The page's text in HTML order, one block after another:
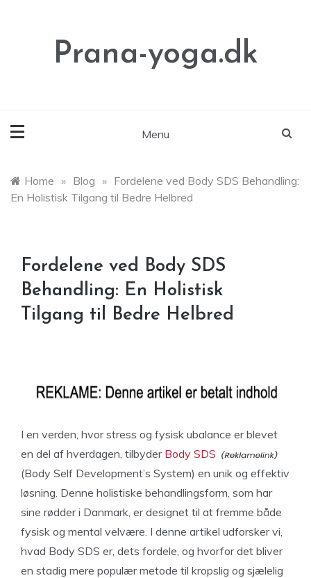
Prana-yoga.dk
Menu
Home » Blog » Fordelene ved Body SDS Behandling:
En Holistisk Tilgang til Bedre Helbred
Fordelene ved Body SDS
Behandling: En Holistisk
Tilgang til Bedre Helbred
I en verden, hvor stress og fysisk ubalance er blevet
en del af hverdagen, tilbyder Body SDS
(Body Self Development’s System) en unik og effektiv
løsning. Denne holistiske behandlingsform, som har
sine rødder i Danmark, er designet til at fremme både
fysisk og mental velvære. I denne artikel udforsker vi,
hvad Body SDS er, dets fordele, og hvorfor det bliver
en stadig mere populær metode til kropslig og sjælelig